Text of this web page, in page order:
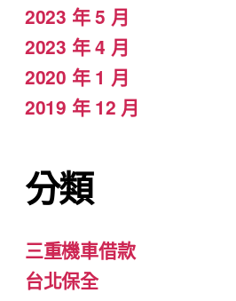
2023 年 5 月
2023 年 4 月
2020 年 1 月
2019 年 12 月
分類
三重機車借款
台北保全